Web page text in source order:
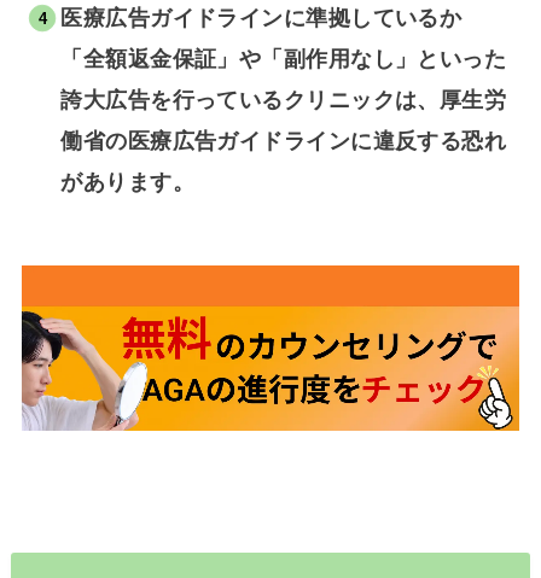
医療広告ガイドラインに準拠しているか
「全額返金保証」や「副作用なし」といった
誇大広告を行っているクリニックは、厚生労
働省の医療広告ガイドラインに違反する恐れ
があります。